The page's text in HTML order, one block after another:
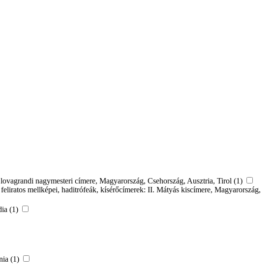
nagymesteri címere, Magyarország, Csehország, Ausztria, Tirol (1)
mellképei, haditrófeák, kísérőcímerek: II. Mátyás kiscímere, Magyarország,
(1)
(1)